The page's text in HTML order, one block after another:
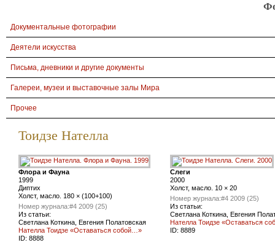
Документальные фотографии
Деятели искусства
Письма, дневники и другие документы
Галереи, музеи и выставочные залы Мира
Прочее
Тоидзе Нателла
Флора и Фауна
1999
Диптих
Холст, масло. 180 × (100+100)
Номер журнала:#4 2009 (25)
Из статьи:
Светлана Коткина, Евгения Полатовская
Нателла Тоидзе «Оставаться собой…»
ID: 8888
Слеги
2000
Холст, масло. 10 × 20
Номер журнала:#4 2009 (25)
Из статьи:
Светлана Коткина, Евгения
Нателла Тоидзе «Оставаться
ID: 8889